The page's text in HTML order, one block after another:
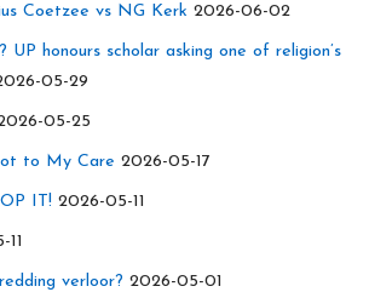
Coetzee vs NG Kerk 2026-06-02
UP honours scholar asking one of religion’s
05-29
05-25
to My Care 2026-05-17
IT! 2026-05-11
verloor? 2026-05-01